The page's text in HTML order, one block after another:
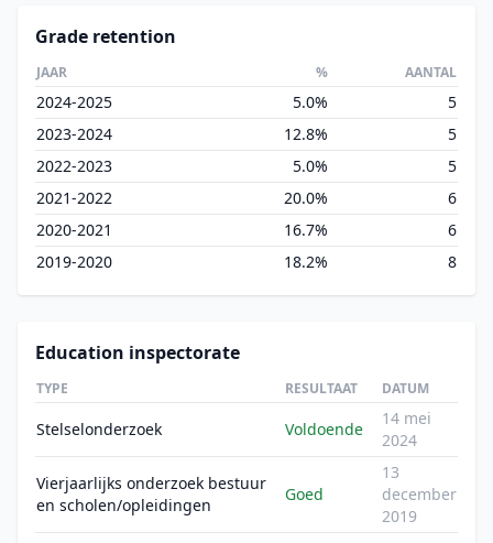
Grade retention
JAAR % AANTAL
2024-2025 5.0%
5
2023-2024
12.8%
5
2022-2023
5.0%
5
2021-2022
20.0%
6
2020-2021
16.7%
6
2019-2020
18.2% 8
Education inspectorate
TYPE RESULTAAT DATUM
Stelselonderzoek Voldoende
14 mei
2024
Vierjaarlijks onderzoek bestuur
en scholen/opleidingen
Goed
13
december
2019